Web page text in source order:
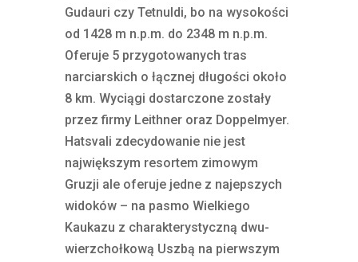
Gudauri czy Tetnuldi, bo na wysokości
od 1428 m n.p.m. do 2348 m n.p.m.
Oferuje 5 przygotowanych tras
narciarskich o łącznej długości około
8 km. Wyciągi dostarczone zostały
przez firmy Leithner oraz Doppelmyer.
Hatsvali zdecydowanie nie jest
największym resortem zimowym
Gruzji ale oferuje jedne z najepszych
widoków – na pasmo Wielkiego
Kaukazu z charakterystyczną dwu-
wierzchołkową Uszbą na pierwszym